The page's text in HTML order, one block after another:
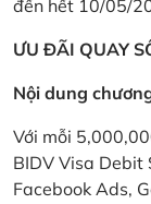
đến hết 10/05/
ƯU ĐÃI QUAY
Nội dung
Với mỗi
BIDV Visa
Facebook Ads,